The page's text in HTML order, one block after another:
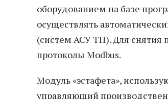
оборудованием на базе
осуществлять
(систем АСУ ТП). Для снятия
протоколы Modbus.
Модуль «эстафета»,
управляющий